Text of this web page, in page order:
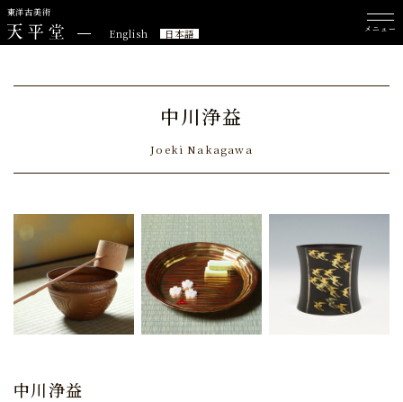
東洋古美術
English 日本語 メニュー
中川浄益
Joeki Nakagawa
中川浄益